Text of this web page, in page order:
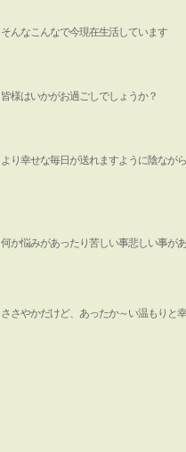
そんなこんなで今現在生活しています
皆様はいかがお過ごしでしょうか？
より幸せな毎日が送れますように陰なが
何か悩みがあったり苦しい事悲しい事が
ささやかだけど、あったか～い温もりと